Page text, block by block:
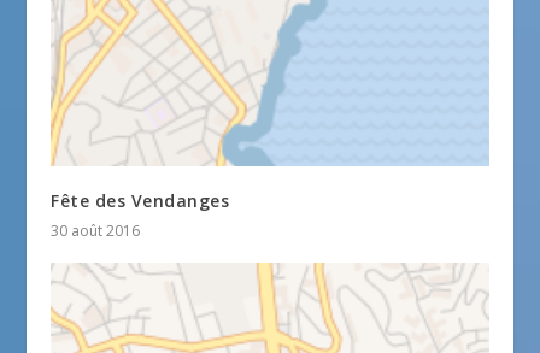
Fête des Vendanges
30 août 2016